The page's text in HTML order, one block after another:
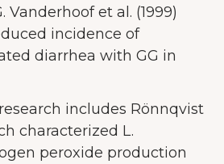
Vanderhoof et al. (1999)
incidence of
diarrhea with GG in
includes Rönnqvist
characterized L.
peroxide production